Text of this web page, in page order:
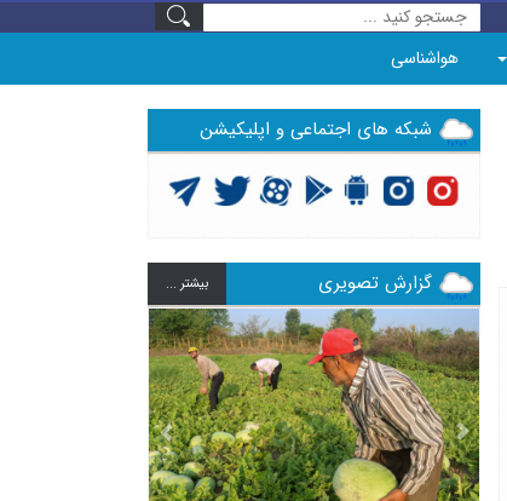
هواشناسی
شبکه های اجتماعی و اپلیکیشن
گزارش تصویری بيشتر ...
Previous Next